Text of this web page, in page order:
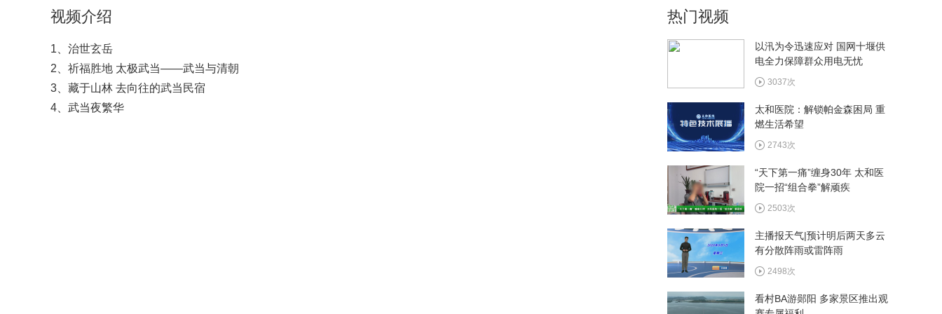
6月15日《武当神韵》
6月8日《武当神韵》
6月1日《武当神韵》
视频介绍
1、治世玄岳
2、祈福胜地 太极武当——武当与清朝
3、藏于山林 去向往的武当民宿
4、武当夜繁华
热门视频
以汛为令迅速应对 国网十堰供
电全力保障群众用电无忧
3037次
太和医院：解锁帕金森困局 重
燃生活希望
2743次
“天下第一痛”缠身30年 太和医
院一招“组合拳”解顽疾
2503次
主播报天气|预计明后两天多云
有分散阵雨或雷阵雨
2498次
看村BA游郧阳 多家景区推出观